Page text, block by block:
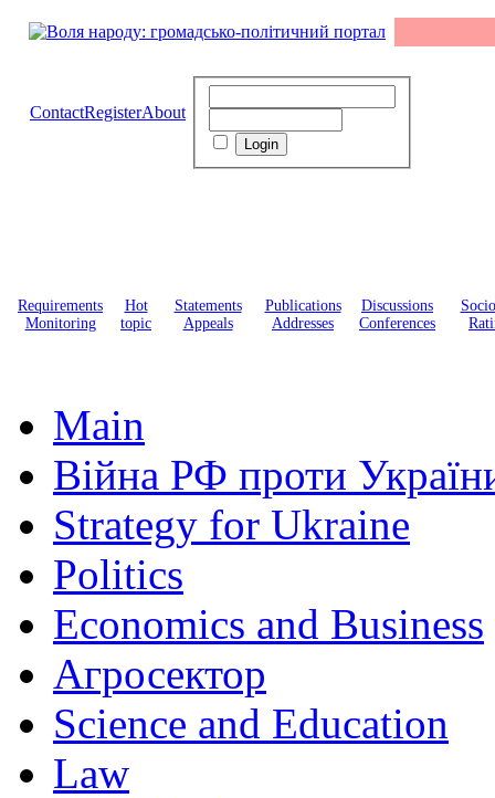
ContactRegisterAbout
Requirements
Monitoring
Hot
topic
Statements
Appeals
Publications
Addresses
Discussions
Conferences
Main
Війна РФ проти
Strategy for Ukraine
Politics
Economics and Business
Агросектор
Science and Education
Law